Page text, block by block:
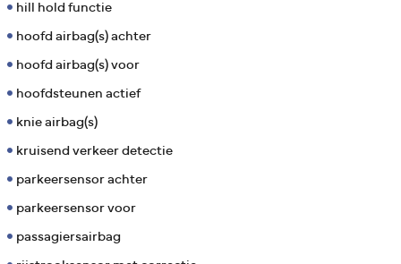
hill hold functie
hoofd airbag(s) achter
hoofd airbag(s) voor
hoofdsteunen actief
knie airbag(s)
kruisend verkeer detectie
parkeersensor achter
parkeersensor voor
passagiersairbag